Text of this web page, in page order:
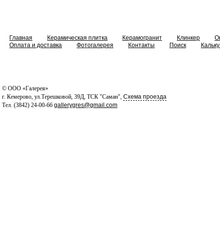
Главная Керамическая плитка Керамогранит Клинкер
Оплата и доставка
Фотогалерея Контакты Поиск
© ООО «Галерея»
г. Кемерово, ул.Терешковой, 39Д, ТСК "Саман", Схема проезда
Тел. (3842) 24-00-66 gallerygres@gmail.com